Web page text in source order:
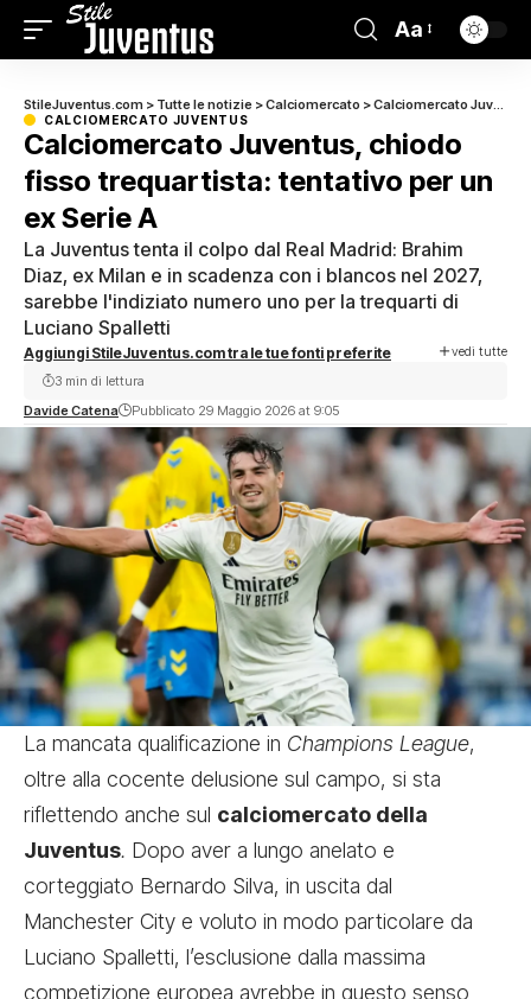
Aa
StileJuventus.com > Tutte le notizie >Calciomercato >Calciomercato Juventus
CALCIOMERCATO JUVENTUS
Calciomercato Juventus, chiodo
fisso trequartista: tentativo per un
ex Serie A
La Juventus tenta il colpo dal Real Madrid: Brahim
Diaz, ex Milan e in scadenza con i blancos nel 2027,
sarebbe l'indiziato numero uno per la trequarti di
Luciano Spalletti
Aggiungi StileJuventus.com tra le tue fonti preferite vedi tutte
Davide Catena Pubblicato 29 Maggio 2026 at 9:05
3 min di lettura
La mancata qualificazione in Champions League,
oltre alla cocente delusione sul campo, si sta
riflettendo anche sul calciomercato della
Juventus. Dopo aver a lungo anelato e
corteggiato Bernardo Silva, in uscita dal
Manchester City e voluto in modo particolare da
Luciano Spalletti, l’esclusione dalla massima
competizione europea avrebbe in questo senso